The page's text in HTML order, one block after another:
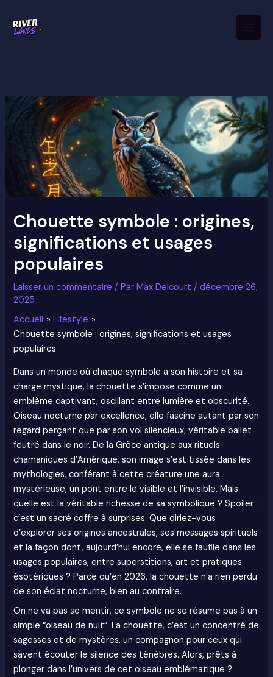
contenu
Chouette symbole : origines,
significations et usages
populaires
Laisser un commentaire / ParMax Delcourt/décembre 26,
2025
Accueil
Lifestyle
Chouette symbole : origines, significations et usages
populaires
Dans un monde où chaque symbole a son histoire et sa
charge mystique, la chouette s’impose comme un
emblème captivant, oscillant entre lumière et obscurité.
Oiseau nocturne par excellence, elle fascine autant par son
regard perçant que par son vol silencieux, véritable ballet
feutré dans le noir. De la Grèce antique aux rituels
chamaniques d’Amérique, son image s’est tissée dans les
mythologies, conférant à cette créature une aura
mystérieuse, un pont entre le visible et l’invisible. Mais
quelle est la véritable richesse de sa symbolique ? Spoiler :
c’est un sacré coffre à surprises. Que diriez-vous
d’explorer ses origines ancestrales, ses messages spirituels
et la façon dont, aujourd’hui encore, elle se faufile dans les
usages populaires, entre superstitions, art et pratiques
ésotériques ? Parce qu’en 2026, la chouette n’a rien perdu
de son éclat nocturne, bien au contraire.
On ne va pas se mentir, ce symbole ne se résume pas à un
simple “oiseau de nuit”. La chouette, c’est un concentré de
sagesses et de mystères, un compagnon pour ceux qui
savent écouter le silence des ténèbres. Alors, prêts à
plonger dans l’univers de cet oiseau emblématique ?